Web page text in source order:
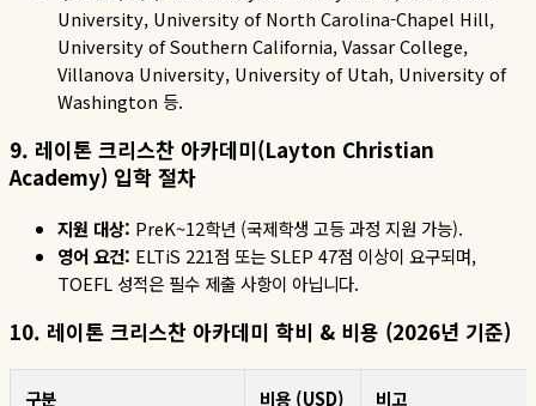
University, University of North Carolina-Chapel Hill,
University of Southern California, Vassar College,
Villanova University, University of Utah, University of
Washington 등.
9. 레이톤 크리스찬 아카데미(Layton Christian
Academy) 입학 절차
지원 대상: PreK~12학년 (국제학생 고등과정 지원 가능).
영어요건: ELTiS 221점 또는SLEP 47점 이상이 요구되며,
TOEFL 성적은 필수 제출사항이 아닙니다.
10. 레이톤 크리스찬 아카데미 학비 & 비용 (2026년 기준)
구분 비용 (USD) 비고